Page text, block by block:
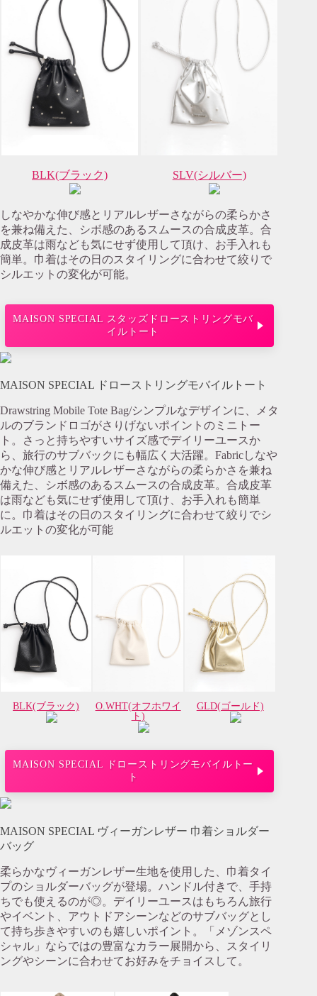
BLK(ブラック) SLV(シルバー)
しなやかな伸び感とリアルレザーさながらの柔らかさ
を兼ね備えた、シボ感のあるスムースの合成皮革。合
成皮革は雨なども気にせず使用して頂け、お手入れも
簡単。巾着はその日のスタイリングに合わせて絞りで
シルエットの変化が可能。
MAISON SPECIAL スタッズドローストリングモバ
イルトート
MAISON SPECIAL ドローストリングモバイルトート
Drawstring Mobile Tote Bag/シンプルなデザインに、メタ
ルのブランドロゴがさりげないポイントのミニトー
ト。さっと持ちやすいサイズ感でデイリーユースか
ら、旅行のサブバックにも幅広く大活躍。Fabricしなや
かな伸び感とリアルレザーさながらの柔らかさを兼ね
備えた、シボ感のあるスムースの合成皮革。合成皮革
は雨なども気にせず使用して頂け、お手入れも簡単
に。巾着はその日のスタイリングに合わせて絞りでシ
ルエットの変化が可能
BLK(ブラック)
O.WHT(オフホワイ
ト)
GLD(ゴールド)
MAISON SPECIAL ドローストリングモバイルトー
ト
MAISON SPECIAL ヴィーガンレザー 巾着ショルダー
バッグ
柔らかなヴィーガンレザー生地を使用した、巾着タイ
プのショルダーバッグが登場。ハンドル付きで、手持
ちでも使えるのが◎。デイリーユースはもちろん旅行
やイベント、アウトドアシーンなどのサブバッグとし
て持ち歩きやすいのも嬉しいポイント。「メゾンスペ
シャル」ならではの豊富なカラー展開から、スタイリ
ングやシーンに合わせてお好みをチョイスして。